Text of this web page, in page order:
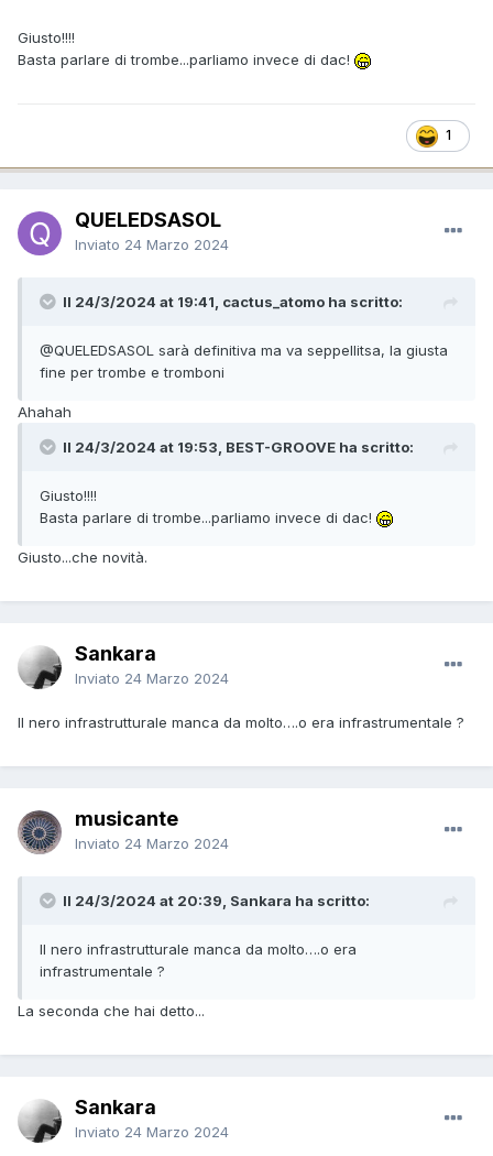
Giusto!!!!
Basta parlare di trombe...parliamo invece di dac!
1
QUELEDSASOL
Inviato 24 Marzo 2024
Il 24/3/2024 at 19:41, cactus_atomo ha scritto:
@QUELEDSASOL sarà definitiva ma va seppellitsa, la giusta
fine per trombe e tromboni
Ahahah
Il 24/3/2024 at 19:53, BEST-GROOVE ha scritto:
Giusto!!!!
Basta parlare di trombe...parliamo invece di dac!
Giusto...che novità.
Sankara
Inviato 24 Marzo 2024
Il nero infrastrutturale manca da molto….o era infrastrumentale ?
musicante
Inviato 24 Marzo 2024
Il 24/3/2024 at 20:39, Sankara ha scritto:
Il nero infrastrutturale manca da molto….o era
infrastrumentale ?
La seconda che hai detto...
Sankara
Inviato 24 Marzo 2024